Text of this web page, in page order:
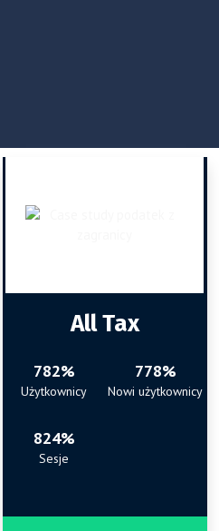
All Tax
782%
Użytkownicy
778%
Nowi użytkownicy
824%
Sesje